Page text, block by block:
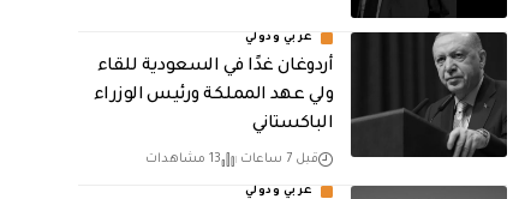
عربي ودولي
أردوغان غدًا في السعودية للقاء
ولي عهد المملكة ورئيس الوزراء
الباكستاني
قبل 7 ساعات 13 مشاهدات
عربي ودولي